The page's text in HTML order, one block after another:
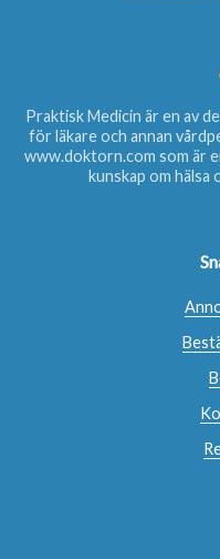
Praktisk Medicin är en av
för läkare och annan
www.doktorn.com som är
kunskap om hälsa